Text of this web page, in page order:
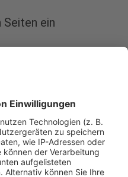
Seiten ein
auf dem Parkplatz
Kölner Landgericht einen
habe im
noch den
seinem Auto
konnte glaubhaft